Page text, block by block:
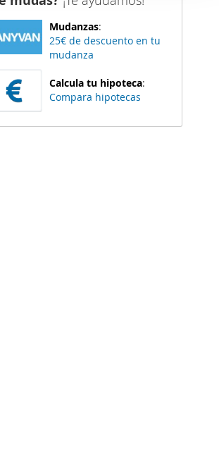
Mudanzas:
25€ de descuento en tu
mudanza
Calcula tu hipoteca:
Compara hipotecas